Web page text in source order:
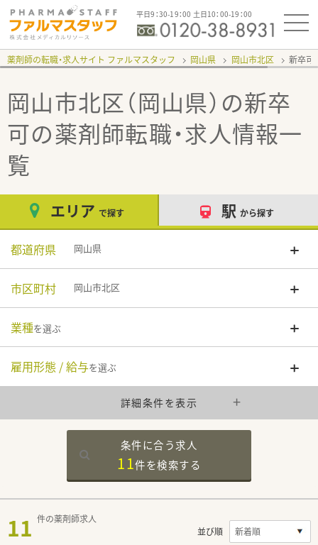
平日9：30-19：00 土日10：00-19：00
薬剤師の転職・求人サイト ファルマスタッフ 岡山県 岡山市北区 新卒可
岡山市北区（岡山県）の新卒
可の薬剤師転職・求人情報一
覧
エリア で探す 駅 から探す
都道府県 岡山県
市区町村 岡山市北区
業種を選ぶ
雇用形態 / 給与を選ぶ
詳細条件を表示
条件に合う求人
11件を検索する
11 件の薬剤師求人
並び順